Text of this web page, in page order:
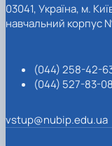
03041, Україна, м.
навчальний корпус
(044) 258-42-
(044) 527-83-08
vstup@nubip.edu.ua